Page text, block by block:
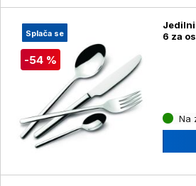
Splača se
-54 %
6 za
Na